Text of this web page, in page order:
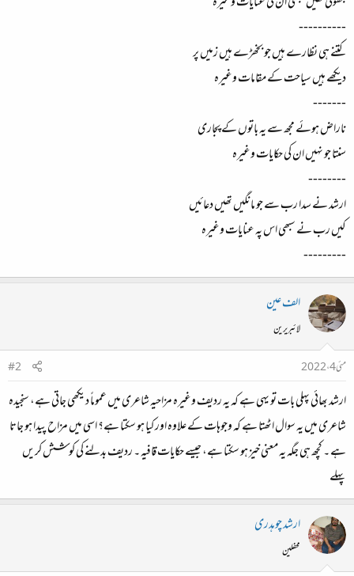
----------
کتنے ہی نظارے ہیں جو بخھڑے ہیں زمیں پر
دیکھے ہیں سیاحت کے مقامات وغیرہ
-------
ناراض ہوئے مجھ سے یہ باتوں کے پجاری
سنتا جو نہیں ان کی حکایات وغیرہ
--------
ارشد نے سدا رب سے جو مانگیں تھیں دعائیں
کیں رب نے سبھی اس پہ عنایات وغیرہ
---------
الف عین
لائبریرین
مئی 4، 2022
#2
ارشد بھائی پہلی بات تو یہی ہے کہ یہ ردیف وغیرہ مزاحیہ شاعری میں عموماً دیکھی جاتی ہے، سنجیدہ
شاعری میں یہ سوال اٹھتا ہے کہ وجوہات کے علاوہ اور کیا ہو سکتا ہے؟ اسی میں مزاح پیدا ہو جاتا
ہے ۔ کچھ ہی جگہ یہ معنی خیز ہو سکتا ہے، جیسے حکایات قافیہ ۔ ردیف بدلنے کی کوشش کریں
پہلے
ارشد چوہدری
محفلین